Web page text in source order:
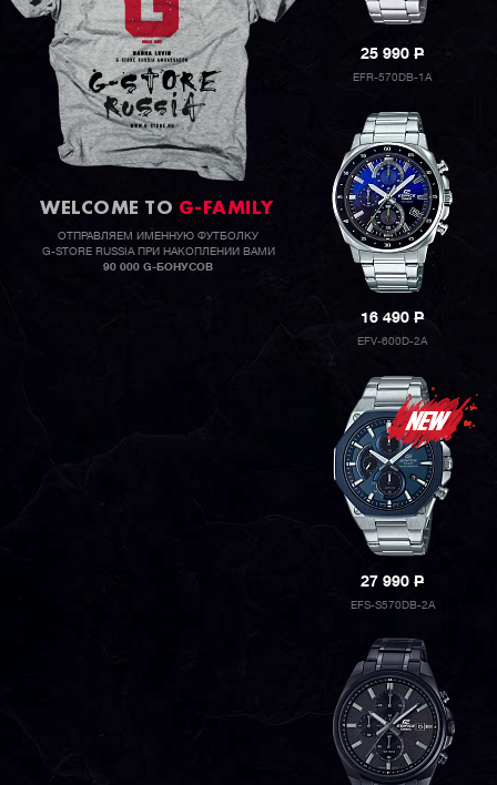
WELCOME TO G-FAMILY
ОТПРАВЛЯЕМ ИМЕННУЮ ФУТБОЛКУ
G-STORE RUSSIA ПРИ НАКОПЛЕНИИ ВАМИ
90 000 G-БОНУСОВ
25 990P
EFR-570DB-1A
16 490P
EFV-600D-2A
27 990P
EFS-S570DB-2A